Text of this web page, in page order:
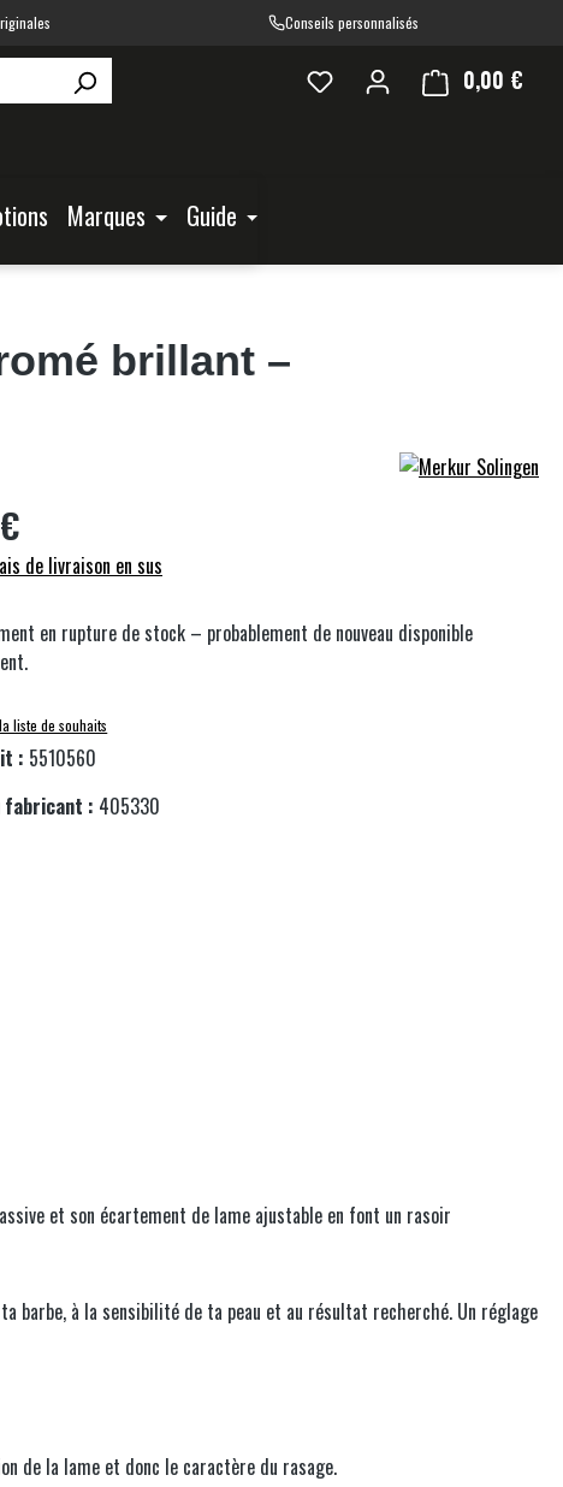
Conseils personnalisés
0,00 €
Marques Guide
brillant –
de livraison en sus
en rupture de stock – probablement de nouveau disponible
liste de souhaits
: 5510560
fabricant : 405330
et son écartement de lame ajustable en font un rasoir
barbe, à la sensibilité de ta peau et au résultat recherché. Un réglage
de la lame et donc le caractère du rasage.